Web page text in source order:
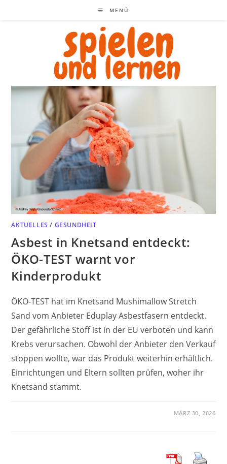
MENÜ
AKTUELLES / GESUNDHEIT
Asbest in Knetsand entdeckt:
ÖKO-TEST warnt vor
Kinderprodukt
ÖKO-TEST hat im Knetsand Mushimallow Stretch
Sand vom Anbieter Eduplay Asbestfasern entdeckt.
Der gefährliche Stoff ist in der EU verboten und kann
Krebs verursachen. Obwohl der Anbieter den Verkauf
stoppen wollte, war das Produkt weiterhin erhältlich.
Einrichtungen und Eltern sollten prüfen, woher ihr
Knetsand stammt.
MÄRZ 30, 2026